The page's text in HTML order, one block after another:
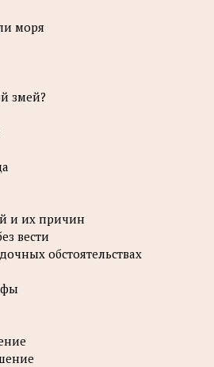
моря
змей?
и их причин
вести
обстоятельствах